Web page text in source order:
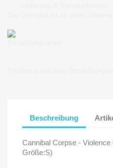
Beschreibung
Cannibal Corpse -
Größe:S)